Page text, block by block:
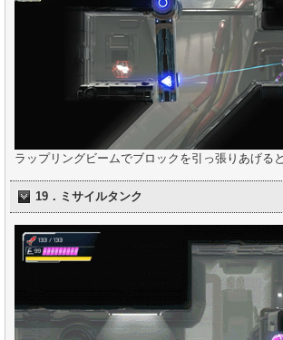
ラップリングビームでブロックを引っ張りあげる
19．ミサイルタンク